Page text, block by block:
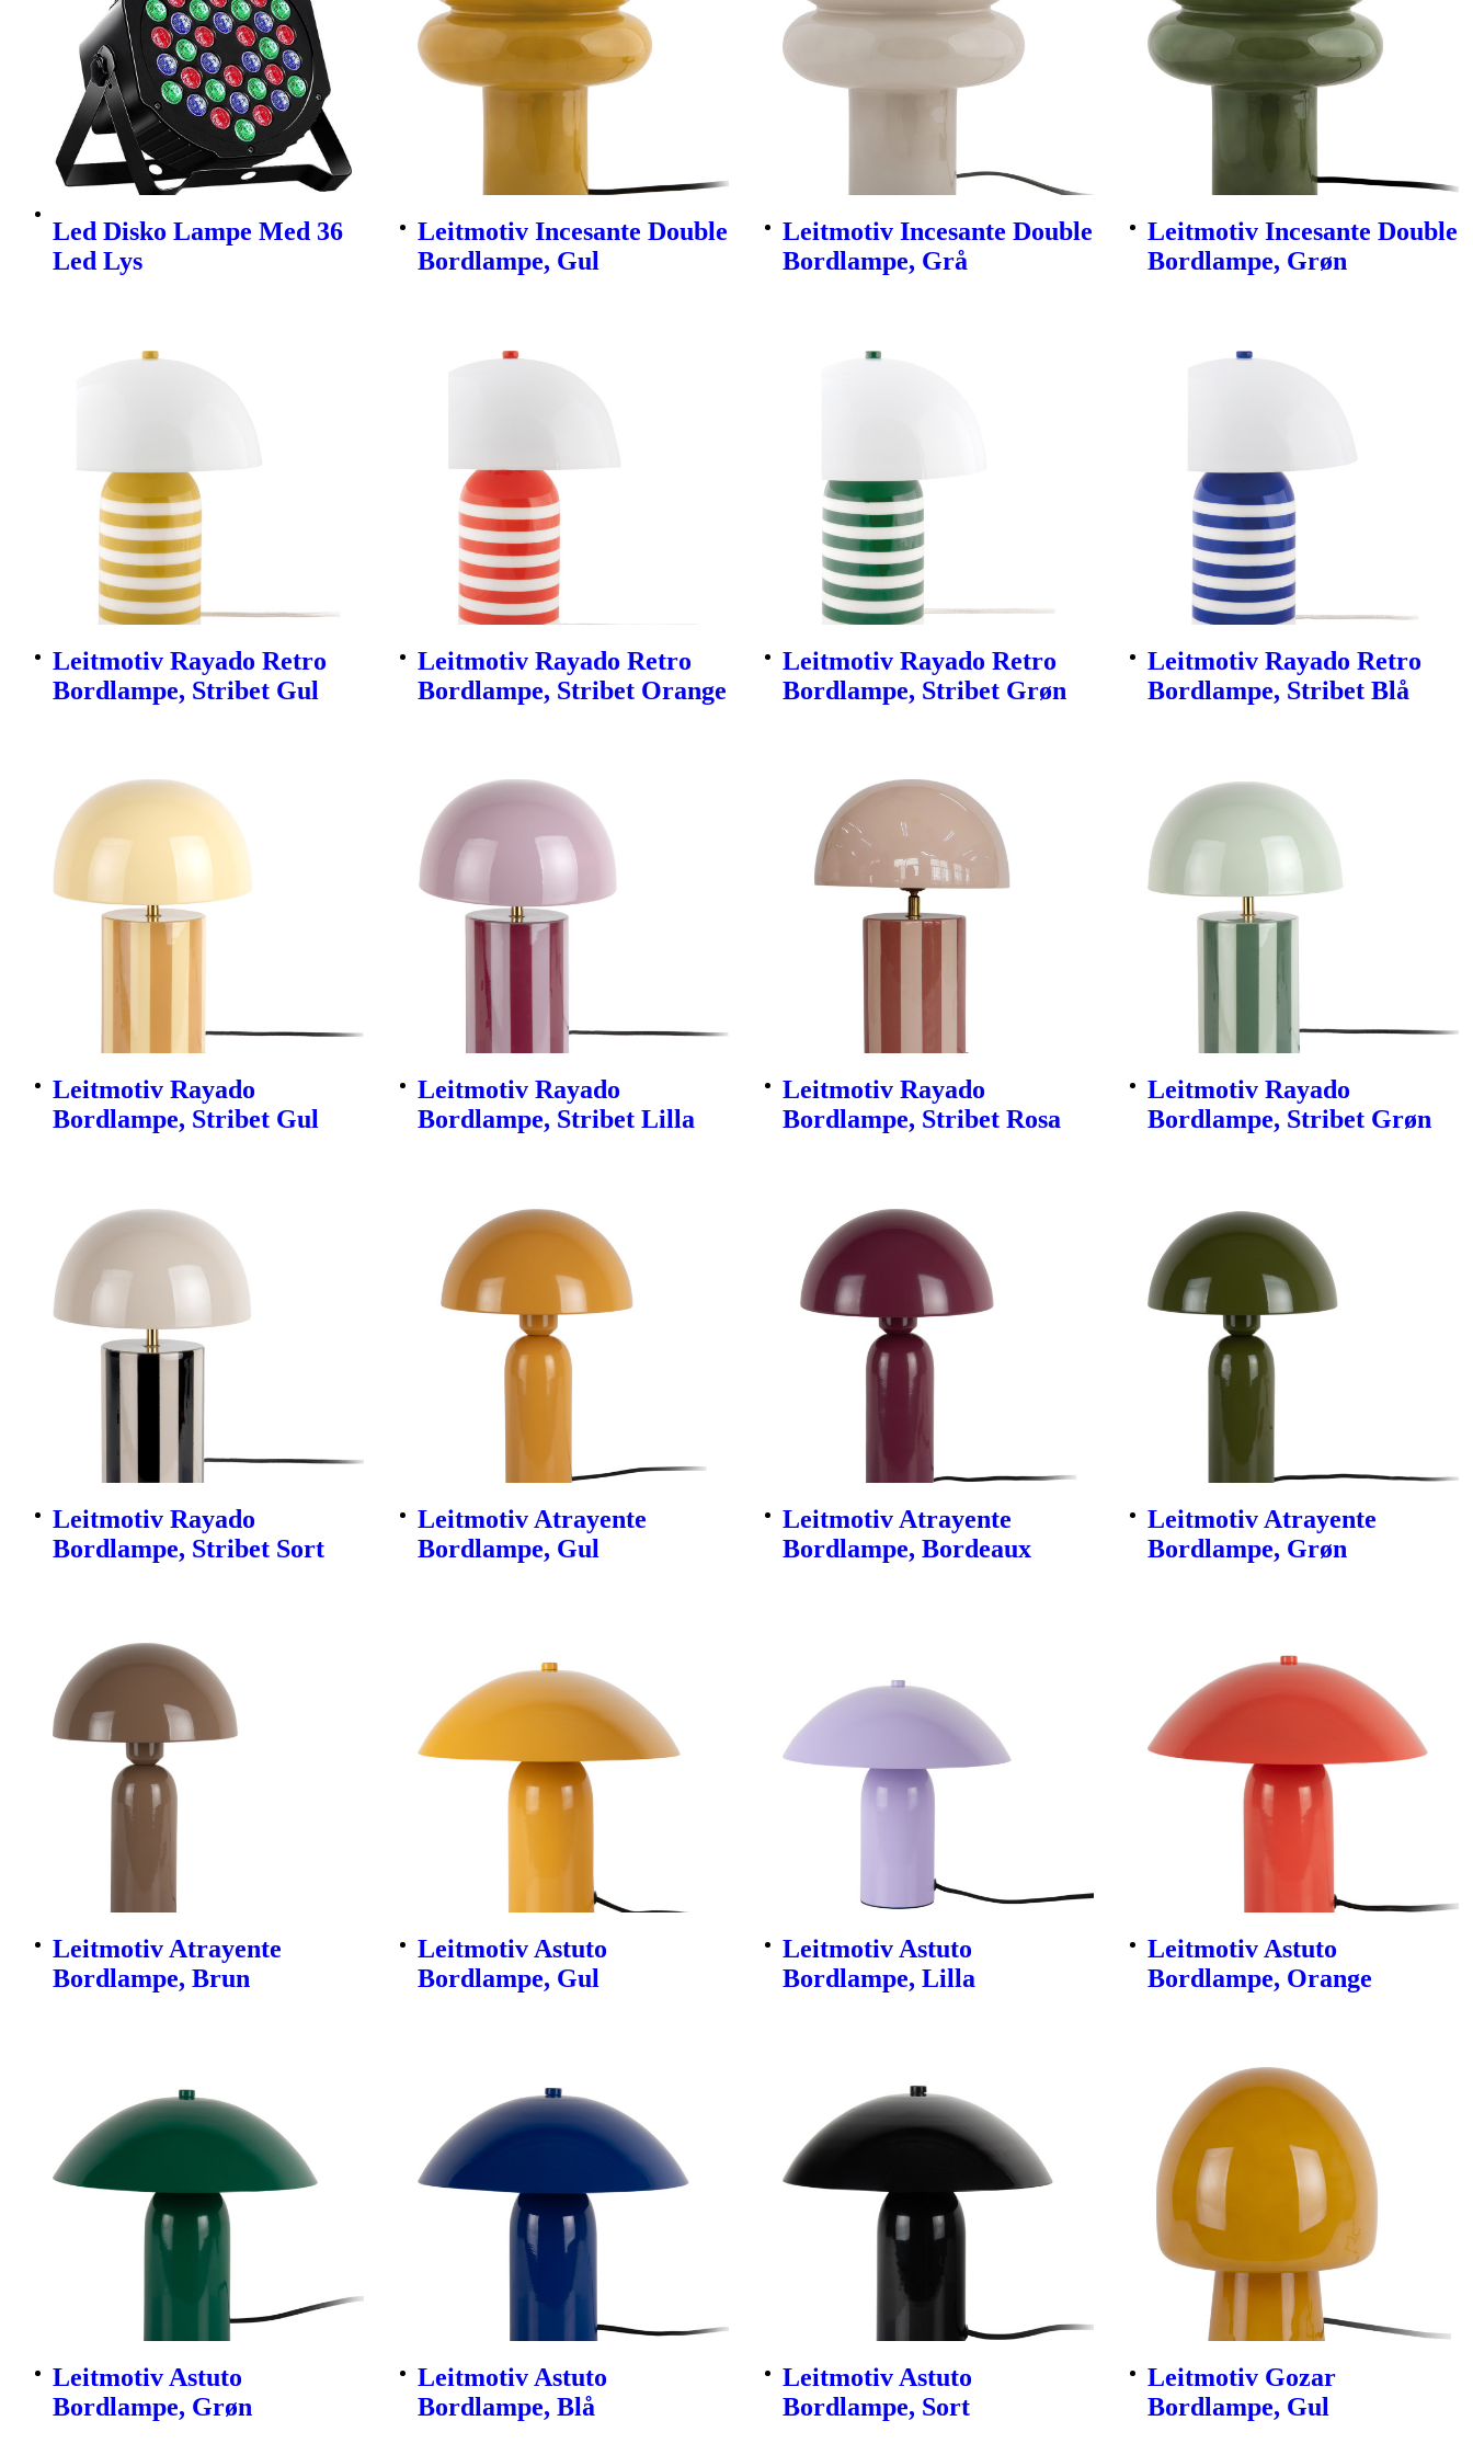
Led Disko Lampe Med 36
Led Lys
Leitmotiv Incesante Double
Bordlampe, Gul
Leitmotiv Incesante Double
Bordlampe, Grå
Leitmotiv Incesante Double
Bordlampe, Grøn
Leitmotiv Rayado Retro
Bordlampe, Stribet Gul
Leitmotiv Rayado Retro
Bordlampe, Stribet Orange
Leitmotiv Rayado Retro
Bordlampe, Stribet Grøn
Leitmotiv Rayado Retro
Bordlampe, Stribet Blå
Leitmotiv Rayado
Bordlampe, Stribet Gul
Leitmotiv Rayado
Bordlampe, Stribet Lilla
Leitmotiv Rayado
Bordlampe, Stribet Rosa
Leitmotiv Rayado
Bordlampe, Stribet Grøn
Leitmotiv Rayado
Bordlampe, Stribet Sort
Leitmotiv Atrayente
Bordlampe, Gul
Leitmotiv Atrayente
Bordlampe, Bordeaux
Leitmotiv Atrayente
Bordlampe, Grøn
Leitmotiv Atrayente
Bordlampe, Brun
Leitmotiv Astuto
Bordlampe, Gul
Leitmotiv Astuto
Bordlampe, Lilla
Leitmotiv Astuto
Bordlampe, Orange
Leitmotiv Astuto
Bordlampe, Grøn
Leitmotiv Astuto
Bordlampe, Blå
Leitmotiv Astuto
Bordlampe, Sort
Leitmotiv Gozar
Bordlampe, Gul